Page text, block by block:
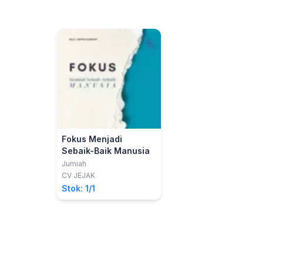
Fokus Menjadi
Sebaik-Baik Manusia
Jumiah
CV JEJAK
Stok: 1/1